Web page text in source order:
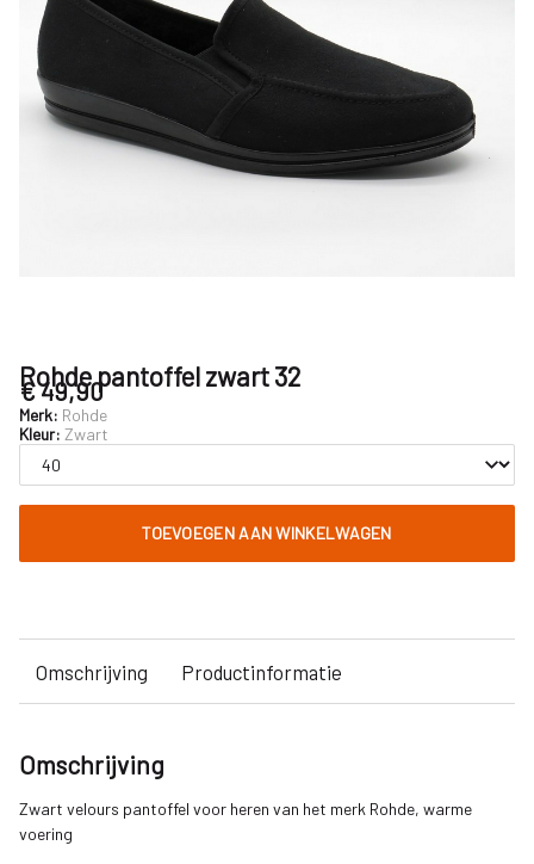
Rohde pantoffel zwart 32
€ 49,90
Merk: Rohde
Kleur: Zwart
TOEVOEGEN AAN WINKELWAGEN
Omschrijving Productinformatie
Omschrijving
Zwart velours pantoffel voor heren van het merk Rohde, warme
voering